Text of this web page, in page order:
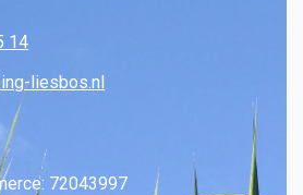
14
liesbos.nl
72043997